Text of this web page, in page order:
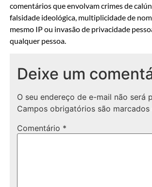
comentários que envolvam crimes de
falsidade ideológica, multiplicidade de
mesmo IP ou invasão de privacidade
qualquer pessoa.
Deixe um
O seu endereço de e-mail não será
Campos obrigatórios são marcados
Comentário *